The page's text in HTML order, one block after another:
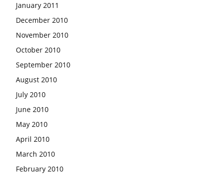
January 2011
December 2010
November 2010
October 2010
September 2010
August 2010
July 2010
June 2010
May 2010
April 2010
March 2010
February 2010